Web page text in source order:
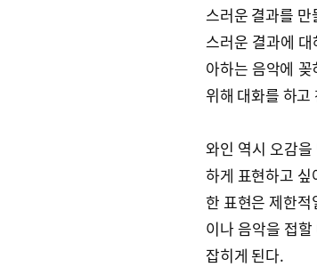
스러운 결과를
스러운 결과에
아하는 음악에
위해 대화를 하고
와인 역시 오감
하게 표현하고
한 표현은 제한
이나 음악을 접
잡히게 된다.